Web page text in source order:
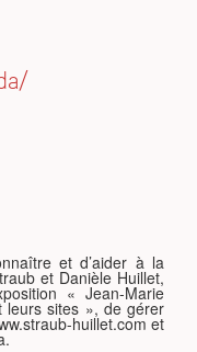
et d’aider à la
et Danièle Huillet,
« Jean-Marie
leurs sites », de gérer
huillet.com et